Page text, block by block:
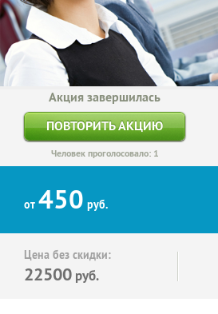
Акция завершилась
ПОВТОРИТЬ АКЦИЮ
Человек проголосовало: 1
от 450 руб.
Цена без скидки:
22500 руб.